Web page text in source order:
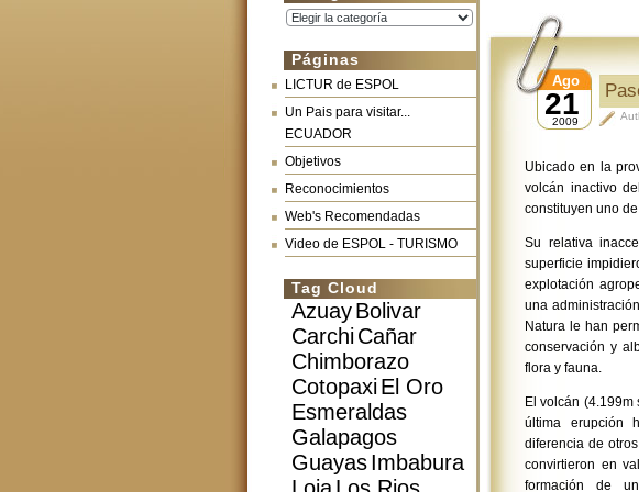
Categorías
Páginas
LICTUR de ESPOL
Un Pais para visitar...
ECUADOR
Objetivos
Reconocimientos
Web's Recomendadas
Video de ESPOL - TURISMO
Tag Cloud
AzuayBolivar
CarchiCañar
Chimborazo
CotopaxiEl Oro
Esmeraldas
Galapagos
GuayasImbabura
21
Ago
2009
Ubicado en la
volcán inactivo
constituyen uno
Su relativa
superficie
explotación
una
Natura le han
conservación y
flora y fauna.
El volcán
última erupción
diferencia de
convirtieron en
formación de